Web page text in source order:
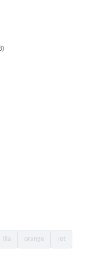
verfügbar.)
verfügbar.)
nicht verfügbar.)
lila(Diese Option ist zurzeit nicht verfügbar.)
orange(Diese Option ist zurzeit nicht
rot(Diese Option ist
verfügbar.)
ist zurzeit nicht verfügbar.)